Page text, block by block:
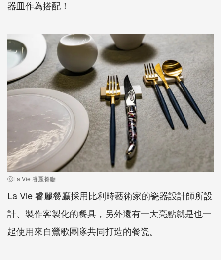
器皿作為搭配！
ⓒLa Vie 睿麗餐廳
La Vie 睿麗餐廳採用比利時藝術家的瓷器設計師所設
計、製作客製化的餐具，另外還有一大亮點就是也一
起使用來自鶯歌團隊共同打造的餐瓷。